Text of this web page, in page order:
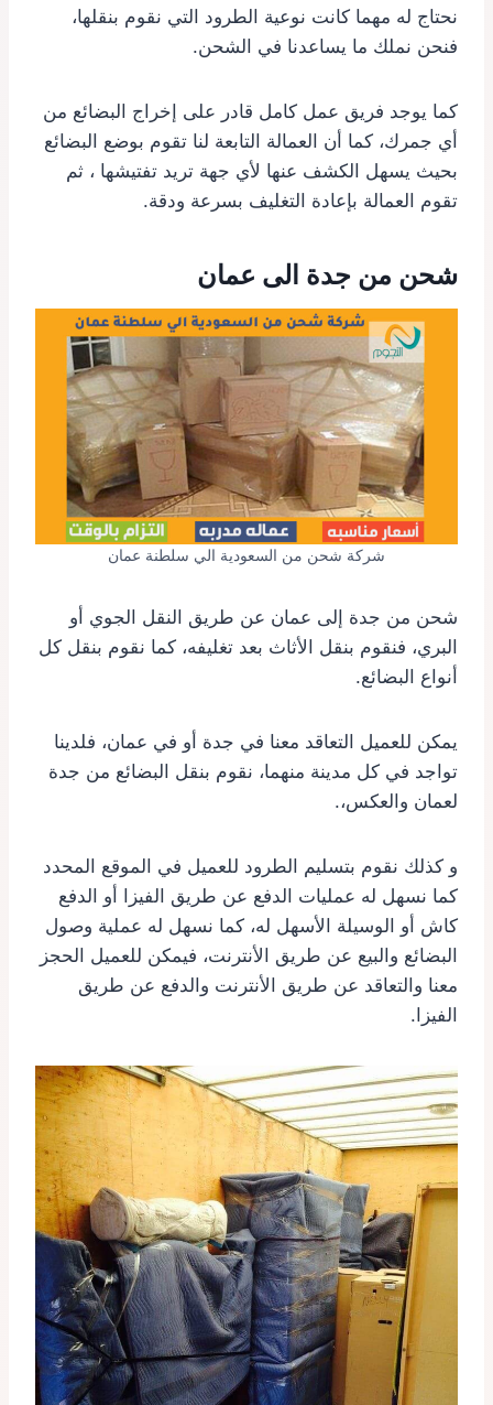
نحتاج له مهما كانت نوعية الطرود التي نقوم بنقلها،
فنحن نملك ما يساعدنا في الشحن.
كما يوجد فريق عمل كامل قادر على إخراج البضائع من
أي جمرك، كما أن العمالة التابعة لنا تقوم بوضع البضائع
بحيث يسهل الكشف عنها لأي جهة تريد تفتيشها ، ثم
تقوم العمالة بإعادة التغليف بسرعة ودقة.
شحن من جدة الى عمان
شركة شحن من السعودية الي سلطنة عمان
شحن من جدة إلى عمان عن طريق النقل الجوي أو
البري، فنقوم بنقل الأثاث بعد تغليفه، كما نقوم بنقل كل
أنواع البضائع.
يمكن للعميل التعاقد معنا في جدة أو في عمان، فلدينا
تواجد في كل مدينة منهما، نقوم بنقل البضائع من جدة
لعمان والعكس،.
و كذلك نقوم بتسليم الطرود للعميل في الموقع المحدد
كما نسهل له عمليات الدفع عن طريق الفيزا أو الدفع
كاش أو الوسيلة الأسهل له، كما نسهل له عملية وصول
البضائع والبيع عن طريق الأنترنت، فيمكن للعميل الحجز
معنا والتعاقد عن طريق الأنترنت والدفع عن طريق
الفيزا.